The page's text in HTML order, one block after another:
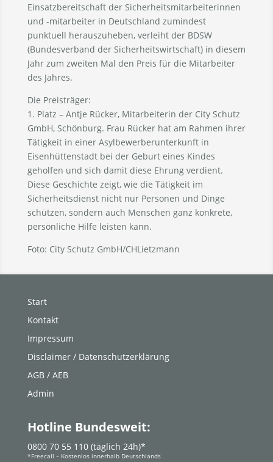
Einsatzbereitschaft der Sicherheitsmitarbeiterinnen
und -mitarbeiter in Deutschland zumindest
punktuell herauszuheben, verleiht der BDSW
(Bundesverband der Sicherheitswirtschaft) in diesem
Jahr zum zweiten Mal den Preis für die Mitarbeiter
des Jahres.
Die Preisträger:
1. Platz – Antje Rücker, Mitarbeiterin der City Schutz
GmbH, Schönburg. Frau Rücker hat am Rahmen ihrer
Tätigkeit in einer Asylbewerberunterkunft in
Eisenhüttenstadt bei der Geburt eines Kindes
geholfen und sich damit diese Ehrung verdient.
Diese Geschichte zeigt, wie die Tätigkeit im
Sicherheitsdienst nicht nur Personen und Dinge
schützen, sondern auch Menschen ganz konkrete,
persönliche Hilfe leisten kann.
Foto: City Schutz GmbH/CHLietzmann
Start
Kontakt
Impressum
Disclaimer / Datenschutzerklärung
AGB / AEB
Admin
Hotline Bundesweit:
0800 70 55 110 (täglich 24h)*
*Freecall – Kostenlos innerhalb Deutschlands